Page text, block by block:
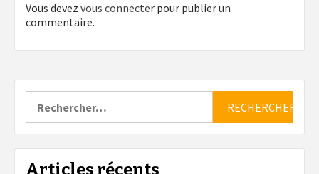
Vous devez vous connecter pour publier un
commentaire.
Articles récents